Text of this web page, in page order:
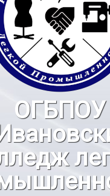
работа
ОГБПОУ